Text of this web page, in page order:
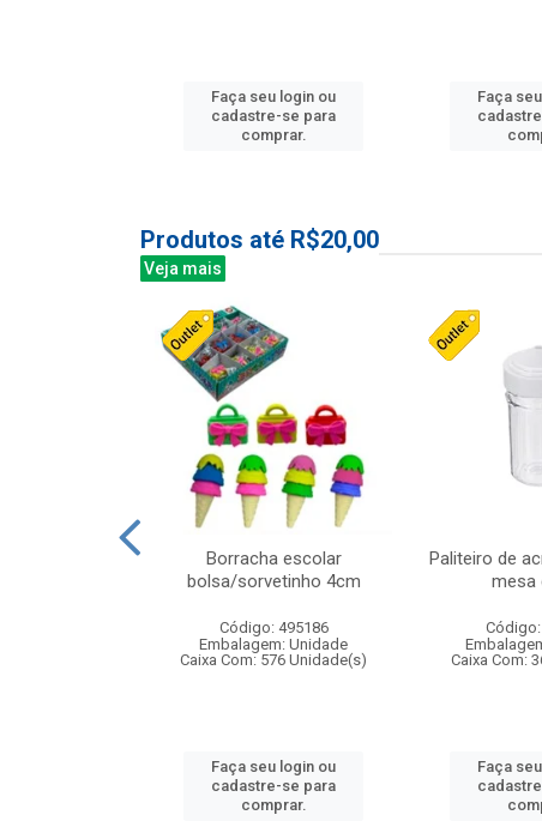
Faça seu login ou
cadastre-se para
comprar.
Faça
Produtos até R$20,00
Veja mais
Borracha escolar
bolsa/sorvetinho 4cm
Código: 495186
Embalagem: Unidade
Caixa Com: 576 Unidade(s)
Faça seu login ou
cadastre-se para
comprar.
Paliteiro de
mesa
Caixa Com:
Faça